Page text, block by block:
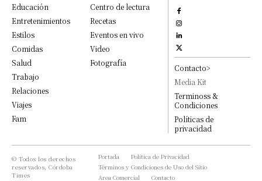
Educación
Entretenimientos
Estilos
Comidas
Salud
Trabajo
Relaciones
Viajes
Fam
Centro de lectura
Recetas
Eventos en vivo
Video
Fotografía
Contacto>
Media Kit
Terminoss &
Condiciones
Políticas de
privacidad
© Todos los derechos
reservados, Córdoba
Times
Portada
Política de Privacidad
Términos y Condiciones de Uso del Sitio
Area Comercial
Contacto